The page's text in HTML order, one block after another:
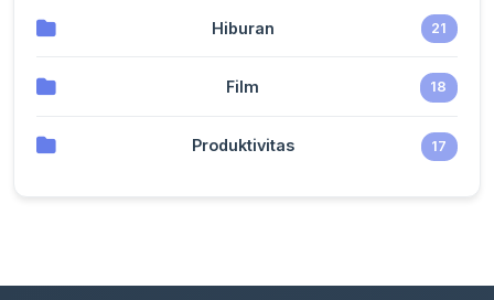
Hiburan 21
Film 18
Produktivitas 17